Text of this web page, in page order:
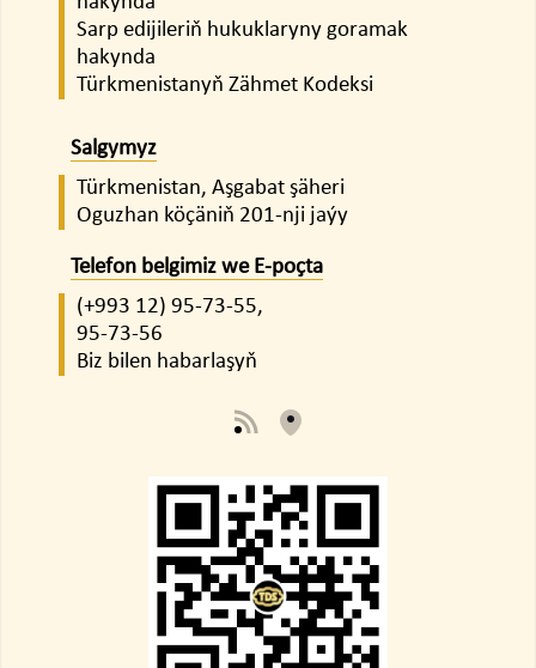
Sarp edijileriň hukuklaryny goramak
hakynda
Türkmenistanyň Zähmet Kodeksi
Salgymyz
Türkmenistan, Aşgabat şäheri
Oguzhan köçäniň 201-nji jaýy
Telefon belgimiz we E-poçta
(+993 12) 95-73-55,
95-73-56
Biz bilen habarlaşyň